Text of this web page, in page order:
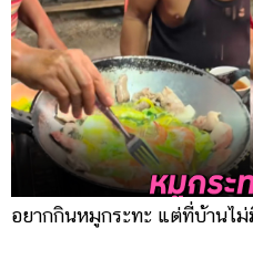
อยากกินหมูกระทะ แต่ที่บ้านไม่